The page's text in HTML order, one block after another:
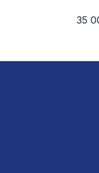
35